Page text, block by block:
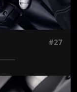
#27